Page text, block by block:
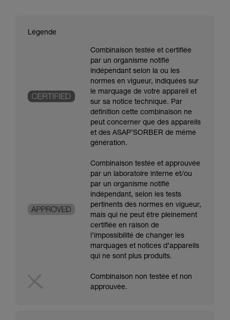
Légende
Combinaison testée et certifiée
par un organisme notifié
indépendant selon la ou les
normes en vigueur, indiquées sur
le marquage de votre appareil et
sur sa notice technique. Par
définition cette combinaison ne
peut concerner que des appareils
et des ASAP’SORBER de même
génération.
Combinaison testée et approuvée
par un laboratoire interne et/ou
par un organisme notifié
indépendant, selon les tests
pertinents des normes en vigueur,
mais qui ne peut être pleinement
certifiée en raison de
l’impossibilité de changer les
marquages et notices d’appareils
qui ne sont plus produits.
Combinaison non testée et non
approuvée.